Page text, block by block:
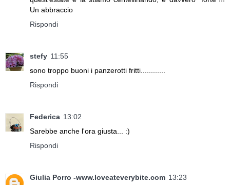
Un abbraccio
Rispondi
stefy 11:55
sono troppo buoni i panzerotti fritti............
Rispondi
Federica 13:02
Sarebbe anche l'ora giusta... :)
Rispondi
Giulia Porro -www.loveateverybite.com 13:23